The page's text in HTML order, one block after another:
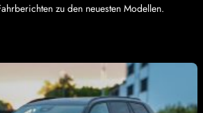
zu den neuesten Modellen.